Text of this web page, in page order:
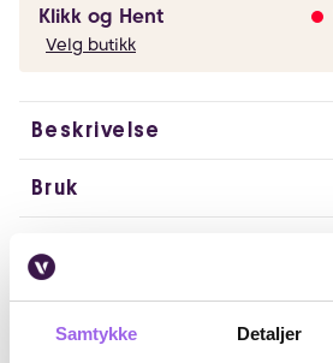
Samtykke Detaljer
Klikk og Hent
Velg butikk
Beskrivelse
Bruk
Artikkelnummer: 362952
Omtaler